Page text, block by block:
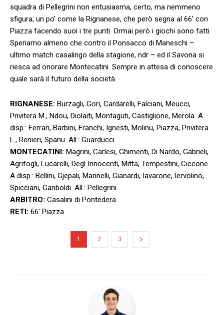
squadra di Pellegrini non entusiasma, certo, ma nemmeno
sfigura; un po’ come la Rignanese, che però segna al 66’ con
Piazza facendo suoi i tre punti. Ormai però i giochi sono fatti.
Speriamo almeno che contro il Ponsacco di Maneschi –
ultimo match casalingo della stagione, ndr – ed il Savona si
riesca ad onorare Montecatini. Sempre in attesa di conoscere
quale sarà il futuro della società.
RIGNANESE: Burzagli, Gori, Cardarelli, Falciani, Meucci,
Privitera M., Ndou, Diolaiti, Montaguti, Castiglione, Merola. A
disp.: Ferrari, Barbini, Franchi, Ignesti, Molinu, Piazza, Privitera
L., Renieri, Spanu. All.: Guarducci.
MONTECATINI: Magrini, Carlesi, Ghimenti, Di Nardo, Gabrieli,
Agrifogli, Lucarelli, Degl Innocenti, Mitta, Tempestini, Ciccone.
A disp.: Bellini, Gjepali, Marinelli, Gianardi, Iavarone, Iervolino,
Spicciani, Gariboldi. All.: Pellegrini.
ARBITRO: Casalini di Pontedera.
RETI: 66′ Piazza.
1 2 3